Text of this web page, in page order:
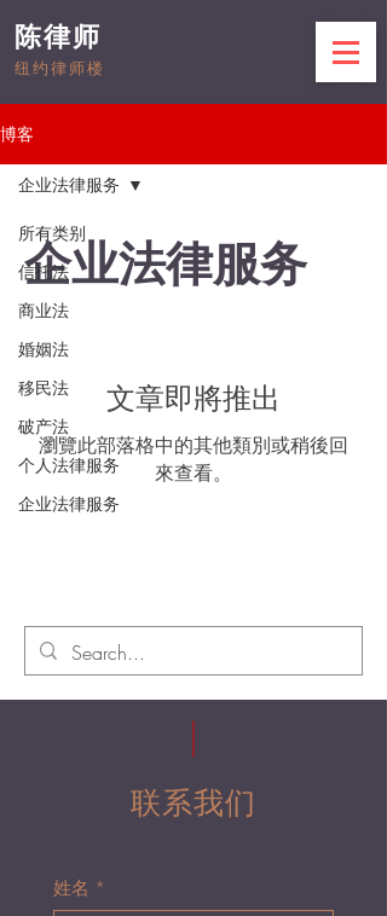
陈律师
纽约律师楼
博客
所有类别
信托法
商业法
婚姻法
移民法
破产法
个人法律服务
企业法律服务
企业法律服务
企业法律服务
文章即將推出
瀏覽此部落格中的其他類別或稍後回
來查看。
联系我们
姓名 *